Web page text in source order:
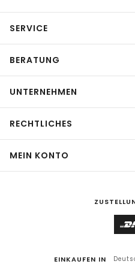
SERVICE
BERATUNG
UNTERNEHMEN
RECHTLICHES
MEIN KONTO
EINKAUFEN IN